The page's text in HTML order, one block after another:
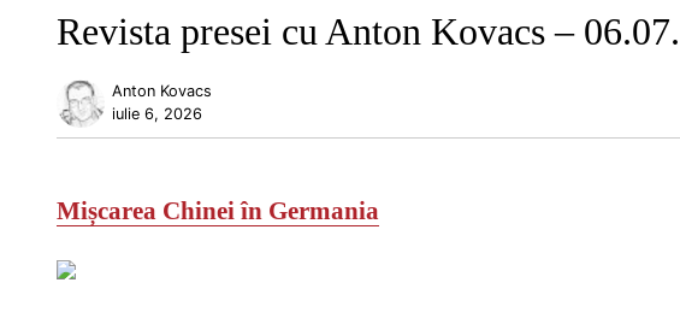
Revista presei cu Anton Kovacs –
Anton Kovacs
iulie 6, 2026
Mișcarea Chinei în Germania